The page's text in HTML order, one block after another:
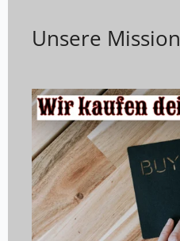
Unsere Mission